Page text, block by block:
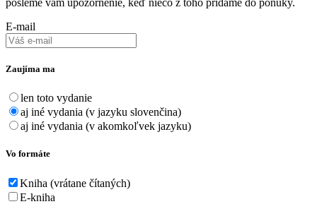
E-mail
Zaujíma ma
len toto vydanie
aj iné vydania (v jazyku slovenčina)
aj iné vydania (v akomkoľvek jazyku)
Vo formáte
Kniha (vrátane čítaných)
E-kniha